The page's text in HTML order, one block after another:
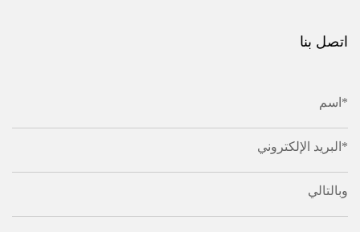
اتصل بنا
اسم*
البريد الإلكتروني*
وبالتالي